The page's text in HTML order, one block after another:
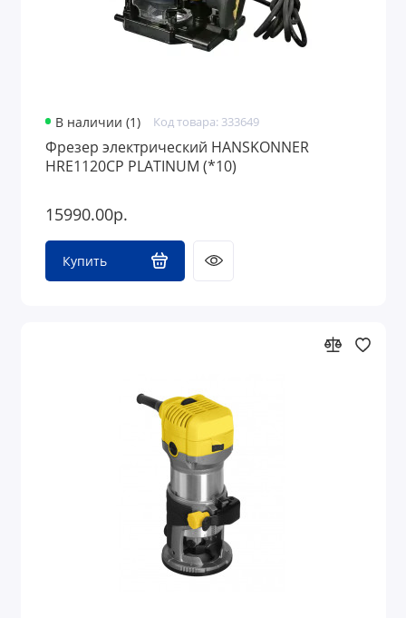
В наличии (1) Код товара: 333649
Фрезер электрический HANSKONNER
HRE1120CP PLATINUM (*10)
15990.00р.
Купить